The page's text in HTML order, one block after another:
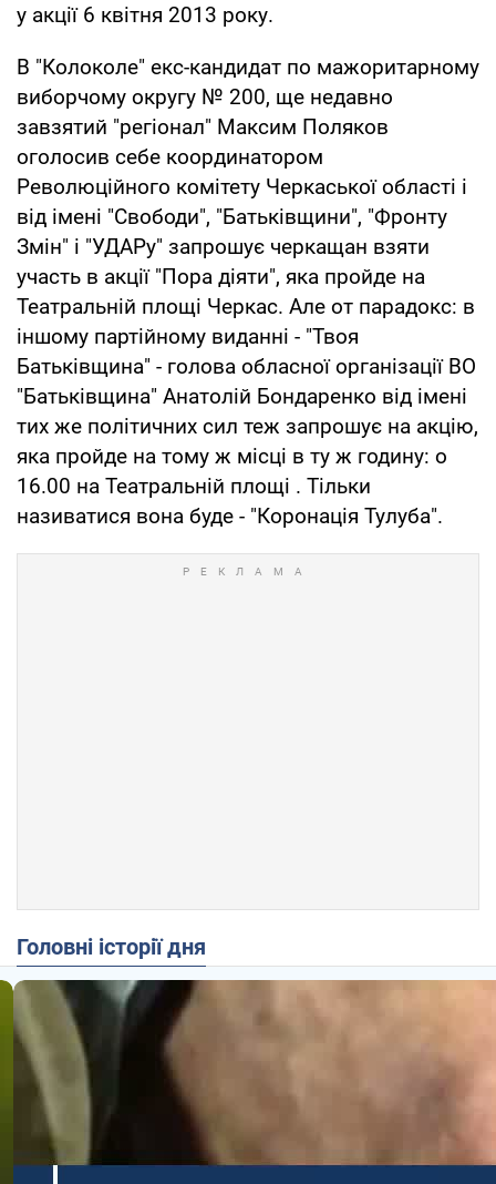
у акції 6 квітня 2013 року.
В "Колоколе" екс-кандидат по мажоритарному
виборчому округу № 200, ще недавно
завзятий "регіонал" Максим Поляков
оголосив себе координатором
Революційного комітету Черкаської області і
від імені "Свободи", "Батьківщини", "Фронту
Змін" і "УДАРу" запрошує черкащан взяти
участь в акції "Пора діяти", яка пройде на
Театральній площі Черкас. Але от парадокс: в
іншому партійному виданні - "Твоя
Батьківщина" - голова обласної організації ВО
"Батьківщина" Анатолій Бондаренко від імені
тих же політичних сил теж запрошує на акцію,
яка пройде на тому ж місці в ту ж годину: о
16.00 на Театральній площі . Тільки
називатися вона буде - "Коронація Тулуба".
Головні історії дня